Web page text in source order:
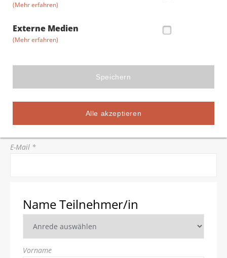
(Mehr erfahren)
Externe Medien
(Mehr erfahren)
Speichern
Alle akzeptieren
Stadt *
E-Mail *
Name Teilnehmer/in
Vorname